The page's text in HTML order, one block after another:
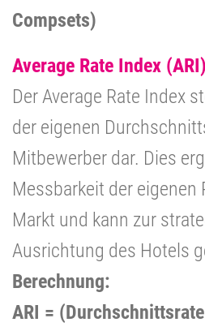
Compsets)
Average Rate Index (ARI)
Der Average Rate Index
der eigenen
Mitbewerber dar. Dies
Messbarkeit der eigenen
Markt und kann zur
Ausrichtung des Hotels
Berechnung:
ARI =